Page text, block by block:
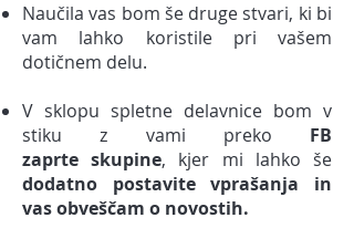
Naučila vas bom še druge stvari, ki bi
vam lahko koristile pri vašem
dotičnem delu.
V sklopu spletne delavnice bom v
stiku z vami preko FB
zaprte skupine, kjer mi lahko še
dodatno postavite vprašanja in
vas obveščam o novostih.